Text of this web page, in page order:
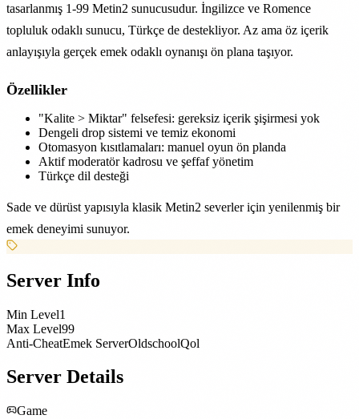
tasarlanmış 1-99 Metin2 sunucusudur. İngilizce ve Romence
topluluk odaklı sunucu, Türkçe de destekliyor. Az ama öz içerik
anlayışıyla gerçek emek odaklı oynanışı ön plana taşıyor.
Özellikler
"Kalite > Miktar" felsefesi: gereksiz içerik şişirmesi yok
Dengeli drop sistemi ve temiz ekonomi
Otomasyon kısıtlamaları: manuel oyun ön planda
Aktif moderatör kadrosu ve şeffaf yönetim
Türkçe dil desteği
Sade ve dürüst yapısıyla klasik Metin2 severler için yenilenmiş bir
emek deneyimi sunuyor.
Server Info
Min Level1
Max Level99
Anti-CheatEmek ServerOldschoolQol
Server Details
Game